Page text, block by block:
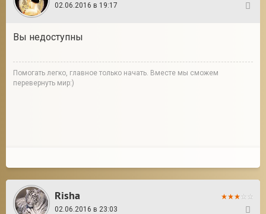
02.06.2016 в 19:17
Вы недоступны
Помогать легко, главное только начать. Вместе мы сможем
перевернуть мир:)
Risha
02.06.2016 в 23:03